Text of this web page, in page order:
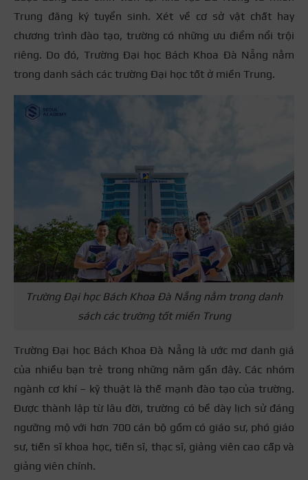
Trung đăng ký tuyển sinh. Xét về cơ sở vật chất hay
chương trình đào tạo, trường có những ưu điểm nổi trội
riêng. Do đó, Trường Đại học Bách Khoa Đà Nẵng nằm
trong danh sách các trường Đại học tốt ở miền Trung.
Trường Đại học Bách Khoa Đà Nẵng nằm trong danh
sách các trường tốt miền Trung
Trường Đại học Bách Khoa Đà Nẵng là ước mơ danh giá
của nhiều bạn trẻ trong những năm gần đây. Các nhóm
ngành cơ khí – kỹ thuật là thế mạnh đào tạo của trường.
Được thành lập từ lâu đời, trường có bề dày lịch sử đáng
ngưỡng mộ với hơn 700 cán bộ gồm có giáo sư, phó giáo
sư, tiến sĩ khoa học, tiến sĩ, thạc sĩ, giảng viên cao cấp và
giảng viên chính.